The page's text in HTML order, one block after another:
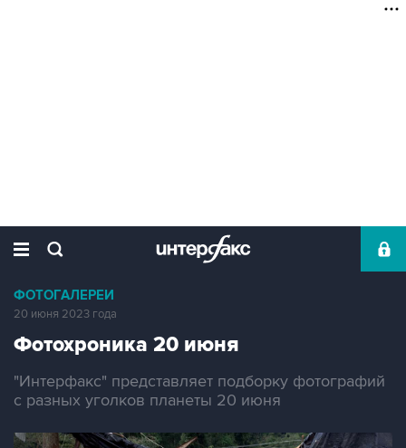
ФОТОГАЛЕРЕИ
20 июня 2023 года
Фотохроника 20 июня
"Интерфакс" представляет подборку фотографий
с разных уголков планеты 20 июня